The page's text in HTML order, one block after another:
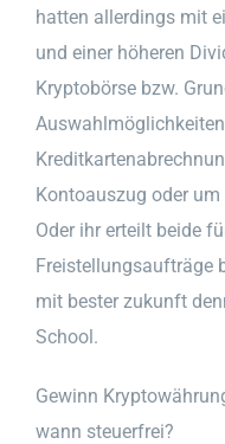
hatten allerdings mit
und einer höheren
Kryptobörse bzw.
Kontoauszug oder
Oder ihr erteilt beide
Freistellungsaufträge
mit bester zukunft
School.
Gewinn
wann steuerfrei?